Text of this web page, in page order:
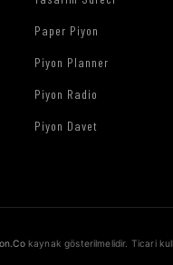
Paper Piyon
Piyon Planner
Piyon Radio
Piyon Davet
kaynak gösterilmelidir. Ticari